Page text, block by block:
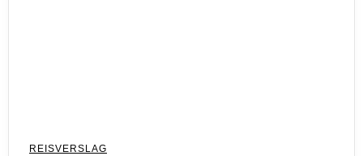
REISVERSLAG